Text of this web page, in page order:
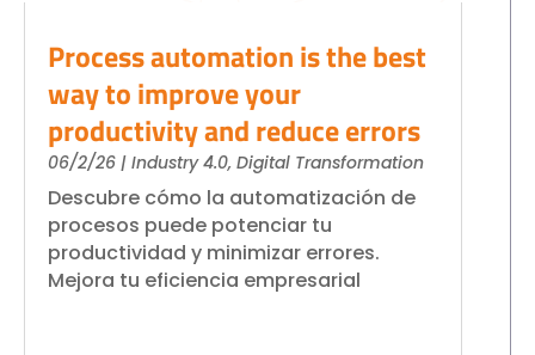
Process automation is the best
way to improve your
productivity and reduce errors
06/2/26 | Industry 4.0, Digital Transformation
Descubre cómo la automatización de
procesos puede potenciar tu
productividad y minimizar errores.
Mejora tu eficiencia empresarial